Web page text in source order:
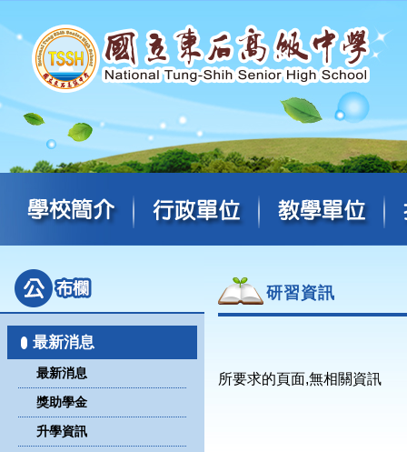
最新消息
最新消息
獎助學金
升學資訊
研習資訊
所要求的頁面,無相關資訊